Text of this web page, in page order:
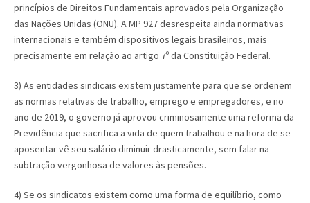
princípios de Direitos Fundamentais aprovados pela Organização
das Nações Unidas (ONU). A MP 927 desrespeita ainda normativas
internacionais e também dispositivos legais brasileiros, mais
precisamente em relação ao artigo 7º da Constituição Federal.
3) As entidades sindicais existem justamente para que se ordenem
as normas relativas de trabalho, emprego e empregadores, e no
ano de 2019, o governo já aprovou criminosamente uma reforma da
Previdência que sacrifica a vida de quem trabalhou e na hora de se
aposentar vê seu salário diminuir drasticamente, sem falar na
subtração vergonhosa de valores às pensões.
4) Se os sindicatos existem como uma forma de equilíbrio, como